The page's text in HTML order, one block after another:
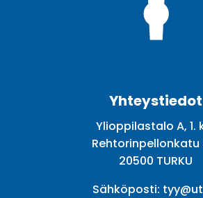
Yhteystiedot
Ylioppilastalo A, 1.
Rehtorinpellonkatu
20500 TURKU
Sähköposti: